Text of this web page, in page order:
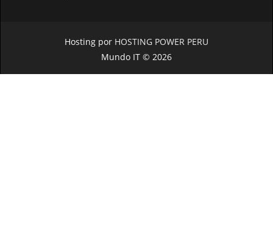
Hosting por HOSTING POWER PERU
Mundo IT © 2026